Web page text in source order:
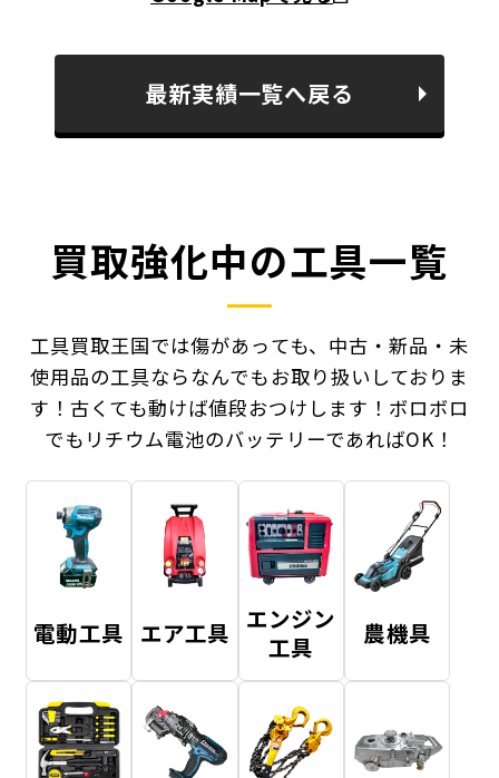
最新実績一覧へ戻る
買取強化中の工具一覧
工具買取王国では傷があっても、中古・新品・未
使用品の工具ならなんでもお取り扱いしておりま
す！ 古くても動けば値段おつけします！ボロボロ
でもリチウム電池のバッテリーであればOK！
電動工具 エア工具 エンジン
工具
農機具